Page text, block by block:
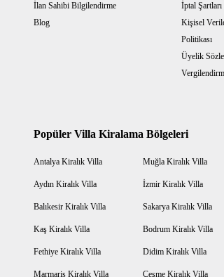
İlan Sahibi Bilgilendirme
Blog
İptal Şartları
Kişisel
Politikası
Üyelik
Popüler Villa Kiralama Bölgeleri
Antalya Kiralık Villa Muğla Kiralık Villa
Aydın Kiralık Villa İzmir Kiralık Villa
Balıkesir Kiralık Villa Sakarya Kiralık Villa
Kaş Kiralık Villa Bodrum Kiralık Villa
Fethiye Kiralık Villa Didim Kiralık Villa
Marmaris Kiralık Villa Çeşme Kiralık Villa